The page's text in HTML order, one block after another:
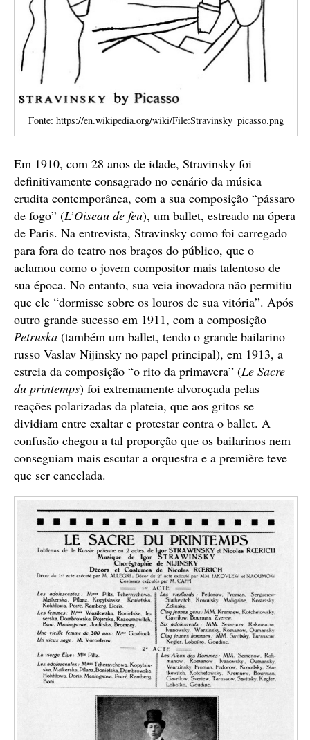
Fonte: https://en.wikipedia.org/wiki/File:Stravinsky_picasso.png
Em 1910, com 28 anos de idade, Stravinsky foi
definitivamente consagrado no cenário da música
erudita contemporânea, com a sua composição “pássaro
de fogo” (L’Oiseau de feu), um ballet, estreado na ópera
de Paris. Na entrevista, Stravinsky como foi carregado
para fora do teatro nos braços do público, que o
aclamou como o jovem compositor mais talentoso de
sua época. No entanto, sua veia inovadora não permitiu
que ele “dormisse sobre os louros de sua vitória”. Após
outro grande sucesso em 1911, com a composição
Petruska (também um ballet, tendo o grande bailarino
russo Vaslav Nijinsky no papel principal), em 1913, a
estreia da composição “o rito da primavera” (Le Sacre
du printemps) foi extremamente alvoroçada pelas
reações polarizadas da plateia, que aos gritos se
dividiam entre exaltar e protestar contra o ballet. A
confusão chegou a tal proporção que os bailarinos nem
conseguiam mais escutar a orquestra e a première teve
que ser cancelada.